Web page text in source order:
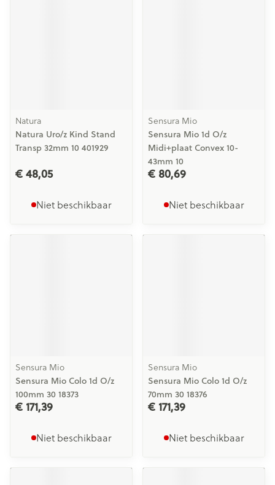
Natura
Natura Uro/z Kind Stand
Transp 32mm 10 401929
€ 48,05
Niet beschikbaar
Sensura Mio
Sensura Mio 1d O/z
Midi+plaat Convex 10-
43mm 10
€ 80,69
Niet beschikbaar
Sensura Mio
Sensura Mio Colo 1d O/z
100mm 30 18373
€ 171,39
Niet beschikbaar
Sensura Mio
Sensura Mio Colo 1d O/z
70mm 30 18376
€ 171,39
Niet beschikbaar